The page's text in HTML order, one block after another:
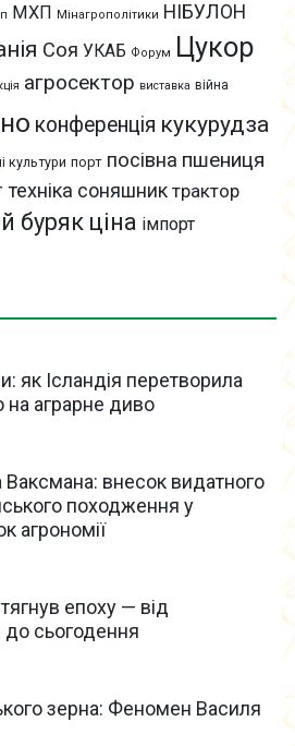
як Ісландія перетворила
на аграрне диво
внесок видатного
походження у
агрономії
епоху — від
до сьогодення
зерна: Феномен Василя
МХП Мінагрополітики НІБУЛОН
Соя УКАБ Форум Цукор
агросектор виставка війна
конференція кукурудза
культури порт посівна пшениця
техніка соняшник трактор
буряк ціна імпорт